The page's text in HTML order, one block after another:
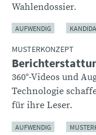
Wahlendossier.
AUFWENDIG
MUSTERKONZEPT
360°-Videos und
Technologie
für ihre Leser.
AUFWENDIG